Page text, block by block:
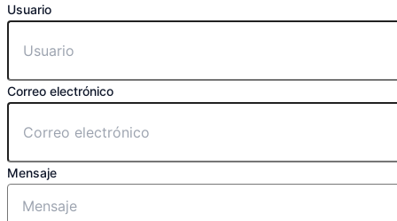
Usuario
Correo electrónico
Mensaje